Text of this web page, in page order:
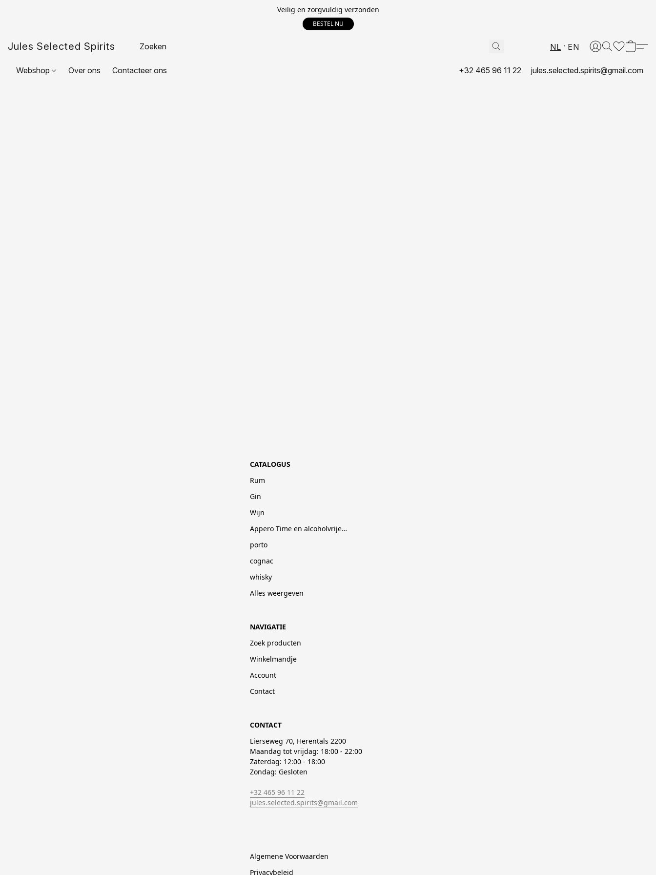
Veilig en zorgvuldig verzonden
BESTEL NU
Jules Selected Spirits NL EN
Webshop Over ons Contacteer ons +32 465 96 11 22 jules.selected.spirits@gmail.com
CATALOGUS
Rum
Gin
Wijn
Appero Time en alcoholvrije dranken
porto
cognac
whisky
Alles weergeven
NAVIGATIE
Zoek producten
Winkelmandje
Account
Contact
CONTACT
Lierseweg 70, Herentals 2200
Maandag tot vrijdag: 18:00 - 22:00
Zaterdag: 12:00 - 18:00
Zondag: Gesloten
+32 465 96 11 22
jules.selected.spirits@gmail.com
Algemene Voorwaarden
Privacybeleid